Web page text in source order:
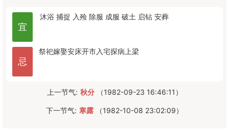
宜
沐浴 捕捉 入殓 除服 成服 破土 启钻 安葬
忌
祭祀嫁娶安床开市入宅探病 上梁
上一节气: 秋分 （1982-09-23 16:46:11）
下一节气: 寒露 （1982-10-08 23:02:09）